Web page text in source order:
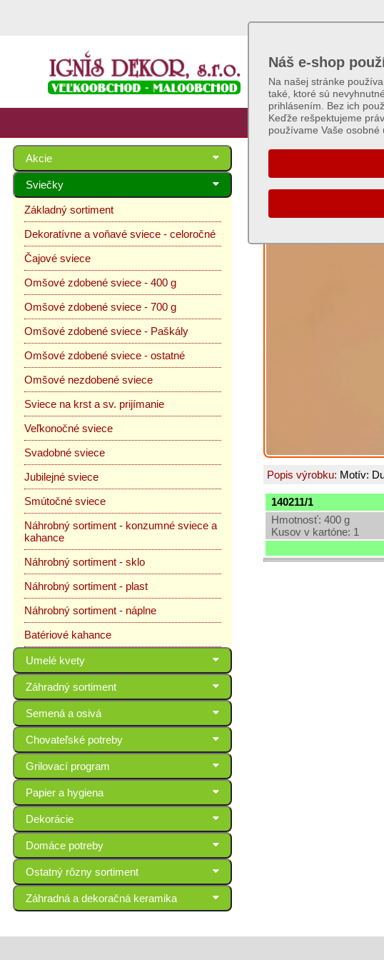
Náš e-shop
Na našej stránke
také, ktoré sú
prihlásením. Bez ich
Keďže rešpektujeme
používame Vaše
Akcie
Sviečky
Základný sortiment
Dekoratívne a voňavé sviece - celoročné
Čajové sviece
Omšové zdobené sviece - 400 g
Omšové zdobené sviece - 700 g
Omšové zdobené sviece - Paškály
Omšové zdobené sviece - ostatné
Omšové nezdobené sviece
Sviece na krst a sv. prijímanie
Veľkonočné sviece
Svadobné sviece
Jubilejné sviece
Smútočné sviece
Náhrobný sortiment - konzumné sviece a
kahance
Náhrobný sortiment - sklo
Náhrobný sortiment - plast
Náhrobný sortiment - náplne
Batériové kahance
Umelé kvety
Záhradný sortiment
Semená a osivá
Chovateľské potreby
Grilovací program
Papier a hygiena
Dekorácie
Domáce potreby
Ostatný rôzny sortiment
Záhradná a dekoračná keramika
Omšové 400
Popis výrobku: Motív:
140211/1
Hmotnosť: 400 g
Kusov v kartóne: 1